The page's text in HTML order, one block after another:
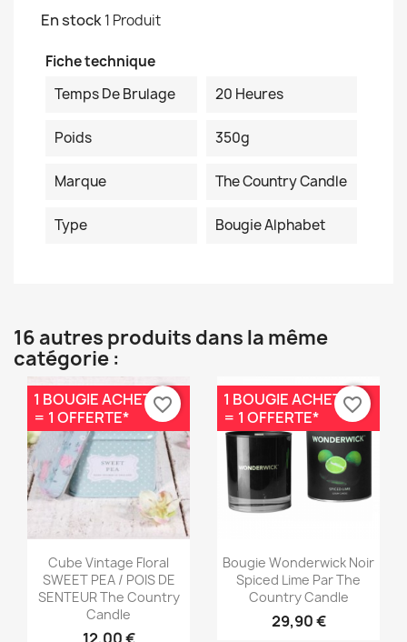
En stock1 Produit
Fiche technique
Temps De Brulage
20 Heures
Poids 350g
Marque The Country Candle
Type Bougie Alphabet
16 autres produits dans la même
catégorie :
Aperçu rapide
Cube Vintage Floral
SWEET PEA / POIS DE
SENTEUR The Country
Candle
1 BOUGIE ACHETÉE
= 1 OFFERTE*
favorite_border
Aperçu rapide
Bougie Wonderwick Noir
Spiced Lime Par The
Country Candle
29,90 €
1 BOUGIE ACHETÉE
= 1 OFFERTE*
favorite_border